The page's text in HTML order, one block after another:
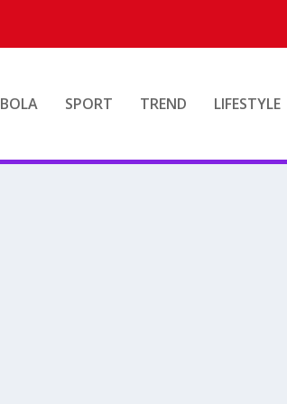
BOLA SPORT TREND LIFESTYLE